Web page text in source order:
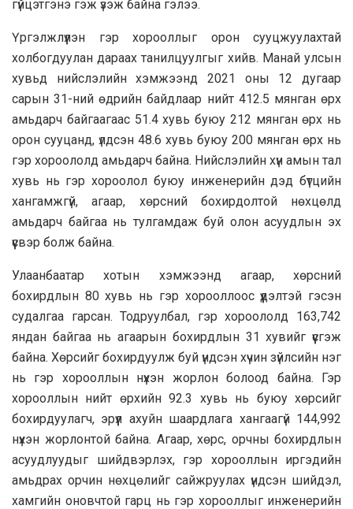
гүйцэтгэнэ гэж үзэж байна гэлээ.
Үргэлжлүүлэн гэр хорооллыг орон сууцжуулахтай
холбогдуулан дараах танилцуулгыг хийв. Манай улсын
хувьд нийслэлийн хэмжээнд 2021 оны 12 дугаар
сарын 31-ний өдрийн байдлаар нийт 412.5 мянган өрх
амьдарч байгаагаас 51.4 хувь буюу 212 мянган өрх нь
орон сууцанд, үлдсэн 48.6 хувь буюу 200 мянган өрх нь
гэр хороололд амьдарч байна. Нийслэлийн хүн амын тал
хувь нь гэр хороолол буюу инженерийн дэд бүтцийн
хангамжгүй, агаар, хөрсний бохирдолтой нөхцөлд
амьдарч байгаа нь тулгамдаж буй олон асуудлын эх
үүсвэр болж байна.
Улаанбаатар хотын хэмжээнд агаар, хөрсний
бохирдлын 80 хувь нь гэр хорооллоос үүдэлтэй гэсэн
судалгаа гарсан. Тодруулбал, гэр хороололд 163,742
яндан байгаа нь агаарын бохирдлын 31 хувийг үүсгэж
байна. Хөрсийг бохирдуулж буй үндсэн хүчин зүйлсийн нэг
нь гэр хорооллын нүхэн жорлон болоод байна. Гэр
хорооллын нийт өрхийн 92.3 хувь нь буюу хөрсийг
бохирдуулагч, эрүүл ахуйн шаардлага хангаагүй 144,992
нүхэн жорлонтой байна. Агаар, хөрс, орчны бохирдлын
асуудлуудыг шийдвэрлэх, гэр хорооллын иргэдийн
амьдрах орчин нөхцөлийг сайжруулах үндсэн шийдэл,
хамгийн оновчтой гарц нь гэр хорооллыг инженерийн